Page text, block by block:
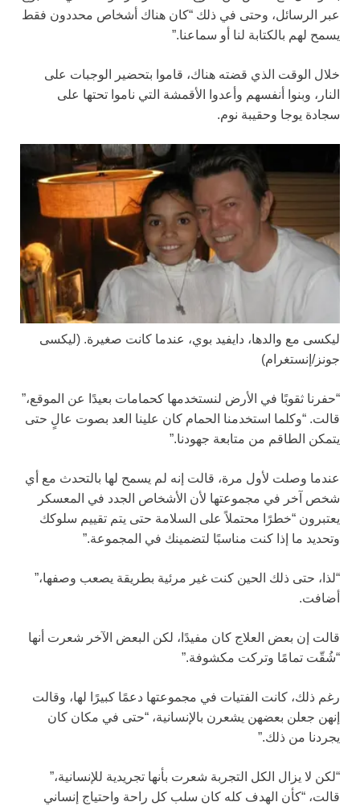
عبر الرسائل، وحتى في ذلك “كان هناك أشخاص محددون فقط
يسمح لهم بالكتابة لنا أو سماعنا.”
خلال الوقت الذي قضته هناك، قاموا بتحضير الوجبات على
النار، وبنوا أنفسهم وأعدوا الأقمشة التي ناموا تحتها على
سجادة يوجا وحقيبة نوم.
ليكسى مع والدها، دايفيد بوي، عندما كانت صغيرة. (ليكسى
جونز/إنستغرام)
“حفرنا ثقوبًا في الأرض لنستخدمها كحمامات بعيدًا عن الموقع،”
قالت. “وكلما استخدمنا الحمام كان علينا العد بصوت عالٍ حتى
يتمكن الطاقم من متابعة جهودنا.”
عندما وصلت لأول مرة، قالت إنه لم يسمح لها بالتحدث مع أي
شخص آخر في مجموعتها لأن الأشخاص الجدد في المعسكر
يعتبرون “خطرًا محتملاً على السلامة حتى يتم تقييم سلوكك
وتحديد ما إذا كنت مناسبًا لتضمينك في المجموعة.”
“لذا، حتى ذلك الحين كنت غير مرئية بطريقة يصعب وصفها،”
أضافت.
قالت إن بعض العلاج كان مفيدًا، لكن البعض الآخر شعرت أنها
“شُقّت تمامًا وتركت مكشوفة.”
رغم ذلك، كانت الفتيات في مجموعتها دعمًا كبيرًا لها، وقالت
إنهن جعلن بعضهن يشعرن بالإنسانية، “حتى في مكان كان
يجردنا من ذلك.”
“لكن لا يزال الكل التجربة شعرت بأنها تجريدية للإنسانية،”
قالت، “كأن الهدف كله كان سلب كل راحة واحتياج إنساني